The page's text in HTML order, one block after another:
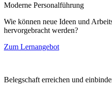
Moderne Personalführung
Wie können neue Ideen und
hervorgebracht werden?
Zum Lernangebot
Belegschaft erreichen und